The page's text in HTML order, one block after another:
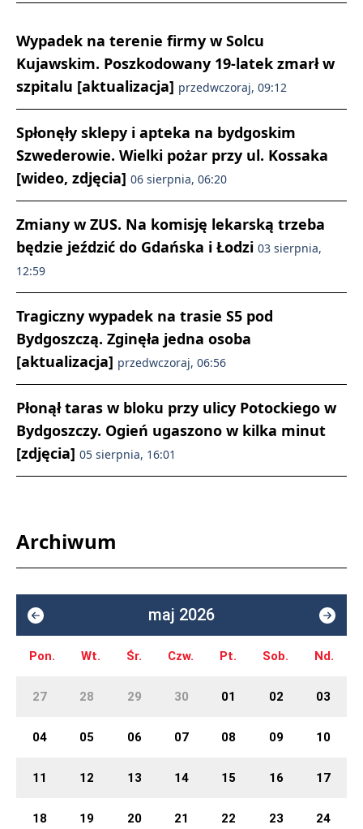
Wypadek na terenie firmy w Solcu
Kujawskim. Poszkodowany 19-latek zmarł w
szpitalu [aktualizacja] przedwczoraj, 09:12
Spłonęły sklepy i apteka na bydgoskim
Szwederowie. Wielki pożar przy ul. Kossaka
[wideo, zdjęcia] 06 sierpnia, 06:20
Zmiany w ZUS. Na komisję lekarską trzeba
będzie jeździć do Gdańska i Łodzi 03 sierpnia,
12:59
Tragiczny wypadek na trasie S5 pod
Bydgoszczą. Zginęła jedna osoba
[aktualizacja] przedwczoraj, 06:56
Płonął taras w bloku przy ulicy Potockiego w
Bydgoszczy. Ogień ugaszono w kilka minut
[zdjęcia] 05 sierpnia, 16:01
Archiwum
maj 2026
Pon. Wt. Śr. Czw. Pt. Sob. Nd.
27 28 29 30 01 02 03
04 05 06 07 08 09 10
11 12 13 14 15 16 17
18 19 20 21 22 23 24